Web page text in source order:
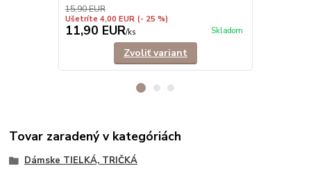
15,90 EUR
Ušetríte 4,00 EUR (- 25 %)
11,90 EUR/ks Skladom
Zvoliť variant
Tovar zaradený v kategóriách
Dámske TIELKÁ, TRIČKÁ